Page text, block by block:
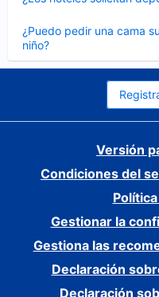
cerrado
¿Puedo pedir una cama
niño?
cerrado
Versión
Condiciones del
Gestionar la
Gestiona las
Declaración
Declaración